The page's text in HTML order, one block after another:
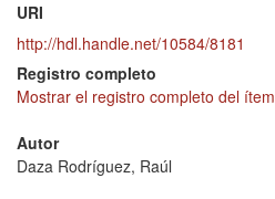
URI
http://hdl.handle.net/10584/8181
Registro completo
Mostrar el registro completo del ítem
Autor
Daza Rodríguez, Raúl